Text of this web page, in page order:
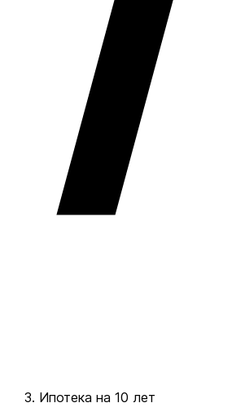
Ипотека на 10 лет